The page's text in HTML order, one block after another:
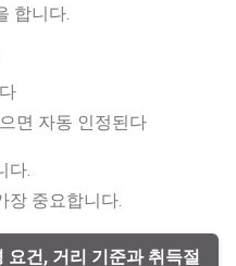
합니다.
면 자동 인정된다
다.
장 중요합니다.
요건, 거리 기준과 취득절